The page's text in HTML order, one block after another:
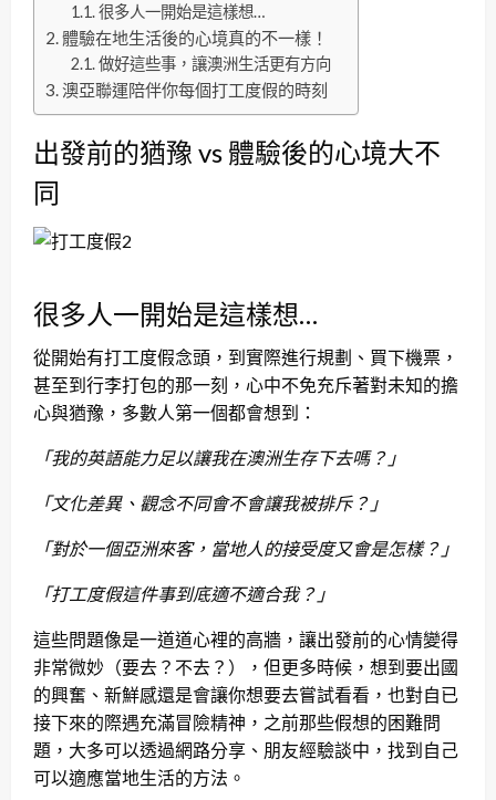
很多人一開始是這樣想…
體驗在地生活後的心境真的不一樣！
做好這些事，讓澳洲生活更有方向
澳亞聯運陪伴你每個打工度假的時刻
出發前的猶豫 vs 體驗後的心境大不
同
很多人一開始是這樣想…
從開始有打工度假念頭，到實際進行規劃、買下機票，
甚至到行李打包的那一刻，心中不免充斥著對未知的擔
心與猶豫，多數人第一個都會想到：
「我的英語能力足以讓我在澳洲生存下去嗎？」
「文化差異、觀念不同會不會讓我被排斥？」
「對於一個亞洲來客，當地人的接受度又會是怎樣？」
「打工度假這件事到底適不適合我？」
這些問題像是一道道心裡的高牆，讓出發前的心情變得
非常微妙（要去？不去？），但更多時候，想到要出國
的興奮、新鮮感還是會讓你想要去嘗試看看，也對自已
接下來的際遇充滿冒險精神，之前那些假想的困難問
題，大多可以透過網路分享、朋友經驗談中，找到自己
可以適應當地生活的方法。